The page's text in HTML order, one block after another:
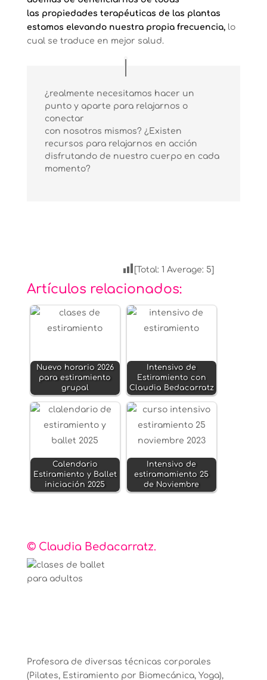
las propiedades terapéuticas de las plantas
estamos elevando nuestra propia frecuencia,lo
cual se traduce en mejor salud.
¿realmente necesitamos hacer un
punto y aparte para relajarnos o
conectar
con nosotros mismos? ¿Existen
recursos para relajarnos en acción
disfrutando de nuestro cuerpo en cada
momento?
[Total: 1 Average: 5]
Artículos relacionados:
Nuevo horario 2026
para estiramiento
grupal
Intensivo de
Estiramiento con
Claudia Bedacarratz
Calendario
Estiramiento y Ballet
iniciación 2025
Intensivo de
estiramamiento 25
de Noviembre
© Claudia Bedacarratz.
Profesora de diversas técnicas corporales
(Pilates, Estiramiento por Biomecánica, Yoga),